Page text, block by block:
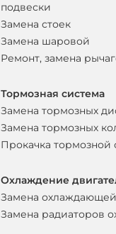
подвески
Замена стоек
Замена шаровой
Ремонт, замена
Тормозная система
Замена тормозных
Замена тормозных
Прокачка тормозной
Охлаждение
Замена
Замена радиаторов